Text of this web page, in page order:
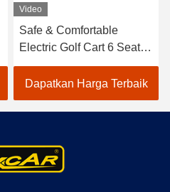
Video
Safe & Comfortable
Electric Golf Cart 6 Seats
& 2 Rear for 8 Passengers
High Speed Long Range
Dapatkan Harga Terbaik